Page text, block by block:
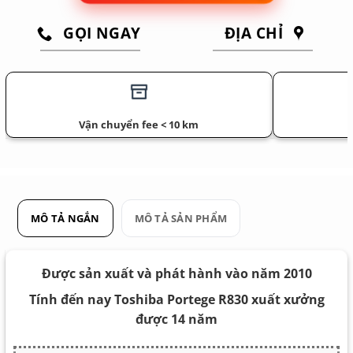
GỌI NGAY ĐỊA CHỈ
Vận chuyển fee < 10 km
MÔ TẢ NGẮN MÔ TẢ SẢN PHẨM
Được sản xuất và phát hành vào năm 2010
Tính đến nay Toshiba Portege R830 xuất xưởng
được 14 năm